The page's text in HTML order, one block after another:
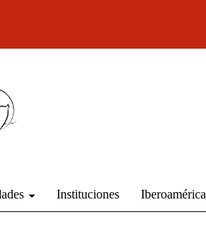
Instituciones Iberoamérica